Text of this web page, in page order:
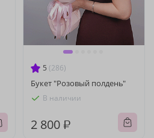
5 (286)
Букет "Розовый полдень"
В наличии
2 800 ₽